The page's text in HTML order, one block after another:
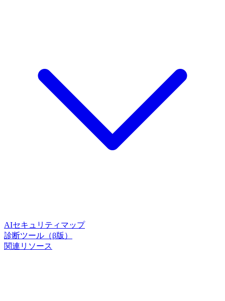
AIセキュリティマップ
診断ツール（β版）
関連リソース